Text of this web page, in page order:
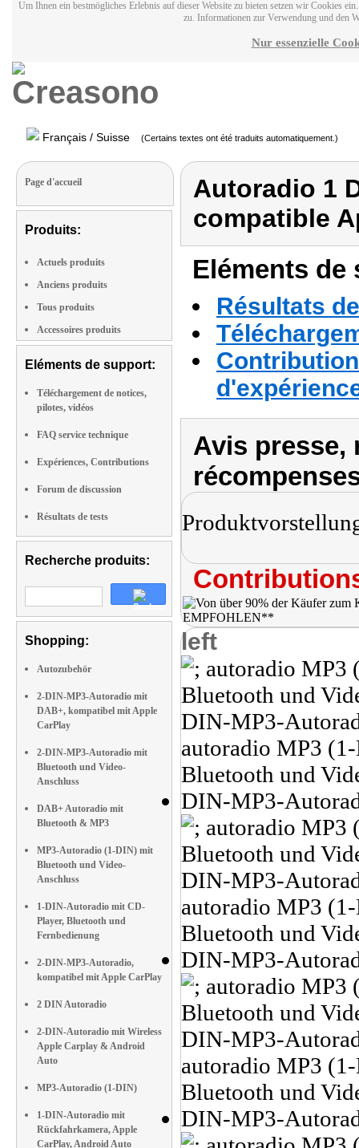
Um Ihnen ein bestmögliches Erlebnis auf dieser Website zu bieten setzen wir Cookies
zu. Informationen zur Verwendung und den
Nur essenzielle
Français / Suisse (Certains textes ont été traduits automatiquement.)
Page d'accueil
Produits:
Actuels produits
Anciens produits
Tous produits
Accessoires produits
Eléments de support:
Téléchargement de notices,
pilotes, vidéos
FAQ service technique
Expériences, Contributions
Forum de discussion
Résultats de tests
Recherche produits:
Shopping:
Autozubehör
2-DIN-MP3-Autoradio mit
DAB+, kompatibel mit Apple
CarPlay
2-DIN-MP3-Autoradio mit
Bluetooth und Video-
Anschluss
DAB+ Autoradio mit
Bluetooth & MP3
MP3-Autoradio (1-DIN) mit
Bluetooth und Video-
Anschluss
1-DIN-Autoradio mit CD-
Player, Bluetooth und
Fernbedienung
2-DIN-MP3-Autoradio,
kompatibel mit Apple CarPlay
2 DIN Autoradio
2-DIN-Autoradio mit Wireless
Apple Carplay & Android
Auto
MP3-Autoradio (1-DIN)
1-DIN-Autoradio mit
Rückfahrkamera, Apple
CarPlay, Android Auto
Autoradio 1
compatible
Eléments
Résultats
Avis presse,
left